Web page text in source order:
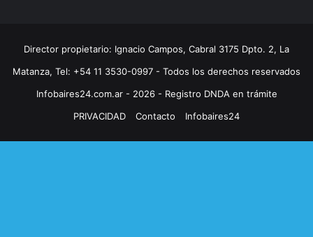
Director propietario: Ignacio Campos, Cabral 3175 Dpto. 2, La
Matanza, Tel: +54 11 3530-0997 - Todos los derechos reservados
Infobaires24.com.ar - 2026 - Registro DNDA en trámite
PRIVACIDAD
Contacto Infobaires24